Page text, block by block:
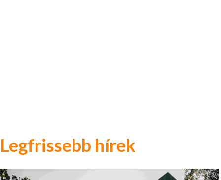
Legfrissebb hírek